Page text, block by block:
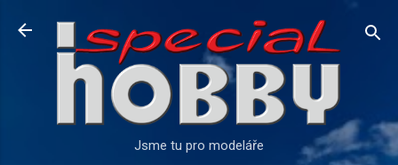
Přeskočit na hlavní obsah
Jsme tu pro modeláře